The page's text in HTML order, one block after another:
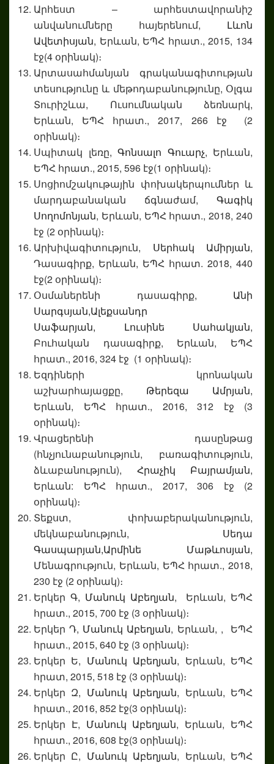
Արհեստ – արհեստավորանիշ
անվանումները հայերենում, Լևոն
Ավետիսյան, Երևան, ԵՊՀ հրատ., 2015, 134
էջ(4 օրինակ)։
Արտասահմանյան գրականագիտության
տեսությունը և մեթոդաբանությունը, Օլգա
Տուրիշևա, Ուսումնական ձեռնարկ,
Երևան, ԵՊՀ հրատ., 2017, 266 էջ (2
օրինակ)։
Սպիտակ լեռը, Գոնսալո Գուարչ, Երևան,
ԵՊՀ հրատ., 2015, 596 էջ(1 օրինակ)։
Սոցիոմշակութային փոխակերպումներ և
մարդաբանական ճգնաժամ, Գագիկ
Սողոմոնյան, Երևան, ԵՊՀ հրատ., 2018, 240
էջ (2 օրինակ)։
Արխիվագիտություն, Սերհակ Ամիրյան,
Դասագիրք, Երևան, ԵՊՀ հրատ. 2018, 440
էջ(2 օրինակ)։
Օսմաներենի դասագիրք, Անի
Սարգսյան,Ալեքսանդր
Սաֆարյան,
Լուսինե Սահակյան,
Բուհական դասագիրք, Երևան, ԵՊՀ
հրատ., 2016, 324 էջ (1 օրինակ)։
Եզդիների կրոնական
աշխարհայացքը, Թերեզա Ամրյան,
Երևան, ԵՊՀ հրատ., 2016, 312 էջ (3
օրինակ)։
Վրացերենի դասընթաց
(հնչյունաբանություն, բառագիտություն,
ձևաբանություն), Հրաչիկ Բայրամյան,
Երևան: ԵՊՀ հրատ., 2017, 306 էջ (2
օրինակ)։
Տեքստ, փոխաբերականություն,
մեկնաբանություն, Սեդա
Գասպարյան,Արմինե Մաթևոսյան,
Մենագրություն, Երևան, ԵՊՀ հրատ., 2018,
230 էջ (2 օրինակ)։
Երկեր Գ, Մանուկ Աբեղյան, Երևան, ԵՊՀ
հրատ., 2015, 700 էջ (3 օրինակ)։
Երկեր Դ, Մանուկ Աբեղյան, Երևան, , ԵՊՀ
հրատ., 2015, 640 էջ (3 օրինակ)։
Երկեր Ե, Մանուկ Աբեղյան, Երևան, ԵՊՀ
հրատ, 2015, 518 էջ (3 օրինակ)։
Երկեր Զ, Մանուկ Աբեղյան, Երևան, ԵՊՀ
հրատ., 2016, 852 էջ(3 օրինակ)։
Երկեր Է, Մանուկ Աբեղյան, Երևան, ԵՊՀ
հրատ., 2016, 608 էջ(3 օրինակ)։
Երկեր Ը, Մանուկ Աբեղյան, Երևան, ԵՊՀ